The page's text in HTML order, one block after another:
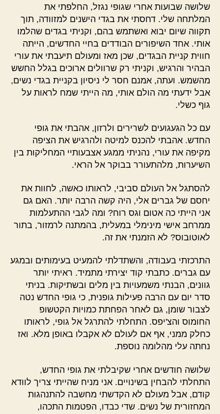
שלושה שבועות אחרי שגופי נגזל, החלפתי את
המלתחה שלי. דחסתי את בגדי הישנים למזוודה, תוך
תקווה שיום יבוא ואשתמש בהם, וקניתי בגדים שהלמו
אותי. אחד השיפורים הבודדים בחיי החדשים, הייתה
חווית קניית הבגדים, שכן מאז ומעולם תיעבתי את עורי
הבהיר והרגיש, וקניתי רק שרוולים ארוכים בגלל החשש
מהשמש. ועתה, אמנם חסר לי ניסיון בקניית בגדי נשים,
אבל ידעתי מה הולם אותי, מה הייתי שמח לראות על
גוף כשלי.
עם כל הגעגועים לשרירים ולרזון, אהבתי את גופי
החדש. אהבתי להכנס למיטה ולהרגיש את הציפה
מקיפה את עורי, נהניתי ממגע אצבעותיי המחליקות בין
השיערות, מלהתעורר בבוקר אל הראי.
להסתגל אל העולם סביבי, לראותו כאשה, לחוות את
יחסם של גברים אלי, היה קשה הרבה יותר. האם גם
אני הייתי כה אטום וגס רוח? ומה לגבי ההתעלמות
ממרחב אישי מינימלי במעלית, בהמתנה לרמזור, בתור
לאוטובוס? לא הזמנתי את זה.
התרכזתי בעבודה, והשתדלתי להמעיט בעימותים ובמגע
עם גברים. כתבתי קוד יצירתי מתמיד. ראיתי יותר
גוונים, הבנתי משמעויות בין מלים ובשתיקות. בניתי
סדר יום עם הרבה פעילות גופנית, כי גופי החדש נטה
לצבור שומן, גם לאחר הפחתת כמויות הקטשופ
החומוס והצ'יפס. התחלתי להתרגל אל גופי, לראותו
כחלק ממני, אף אם לעולם לא אקבלו באופן מלא. ואז
נחתה עלי מהלומה נוספת.
שלושה חודשים אחרי שקיבלתי את גופי החדש,
התחלתי להבחין בשינויים. אני מניח שהייתי צריך לוודא
קודם, אבל מעולם לא הקדשתי מחשבה להתנהגות
המחזורית של נשים. שדי כבדו, הפטמות התכהו,